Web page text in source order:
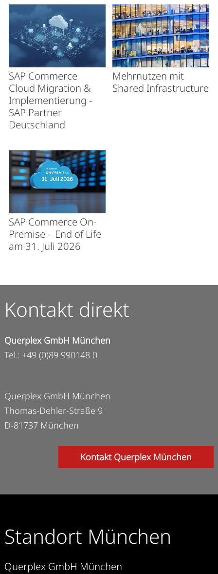
SAP Commerce
Cloud Migration &
Implementierung -
SAP Partner
Deutschland
Mehrnutzen mit
Shared Infrastructure
SAP Commerce On-
Premise – End of Life
am 31. Juli 2026
Kontakt direkt
Querplex GmbH München
Tel.: +49 (0)89 990148 0
Querplex GmbH München
Thomas-Dehler-Straße 9
D-81737 München
Kontakt Querplex München
Standort München
Querplex GmbH München